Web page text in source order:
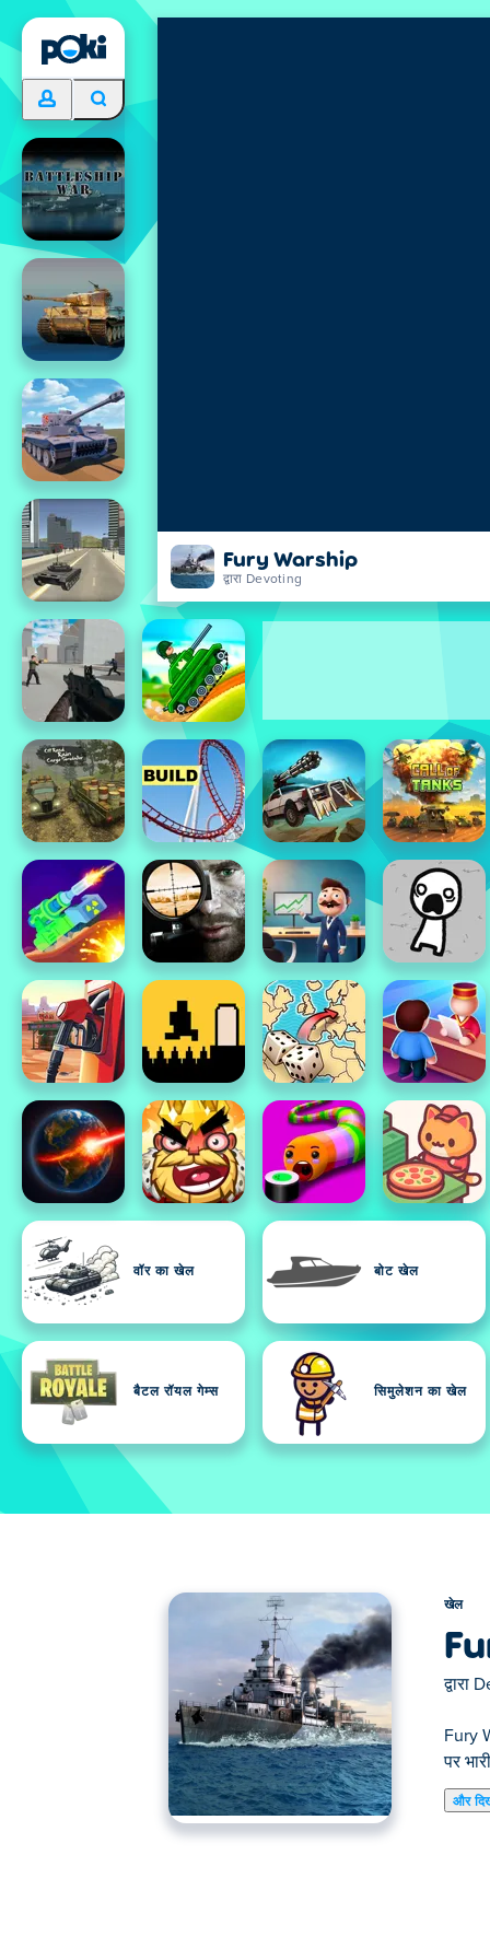
Fury Warship
द्वारा Devoting
वॉर का खेल बोट खेल
बैटल रॉयल गेम्स सिमुलेशन का खेल
खेल
द्वारा
Fury
पर
और
फ्यूरी वॉरशिप एक गहन नौसैनिक युद्ध खेल है जहाँ आप